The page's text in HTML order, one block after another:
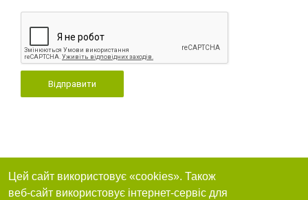
Відправити
Цей сайт використовує «cookies». Також
веб-сайт використовує інтернет-сервіс для